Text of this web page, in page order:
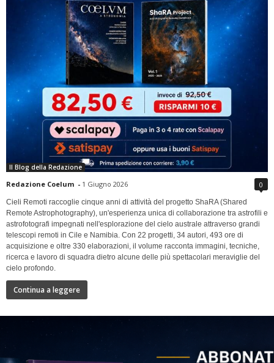
Il Blog della Redazione
Redazione Coelum - 1 Giugno 2026 0
Cieli Remoti raccoglie cinque anni di attività del progetto ShaRA (Shared
Remote Astrophotography), un'esperienza unica di collaborazione tra astrofili e
astrofotografi impegnati nell'esplorazione del cielo australe attraverso grandi
telescopi remoti in Cile e Namibia. Con 22 progetti, 34 autori, 493 ore di
acquisizione e oltre 330 elaborazioni, il volume racconta immagini, tecniche,
ricerca e lavoro di squadra dietro alcune delle più spettacolari meraviglie del
cielo profondo.
Continua a leggere